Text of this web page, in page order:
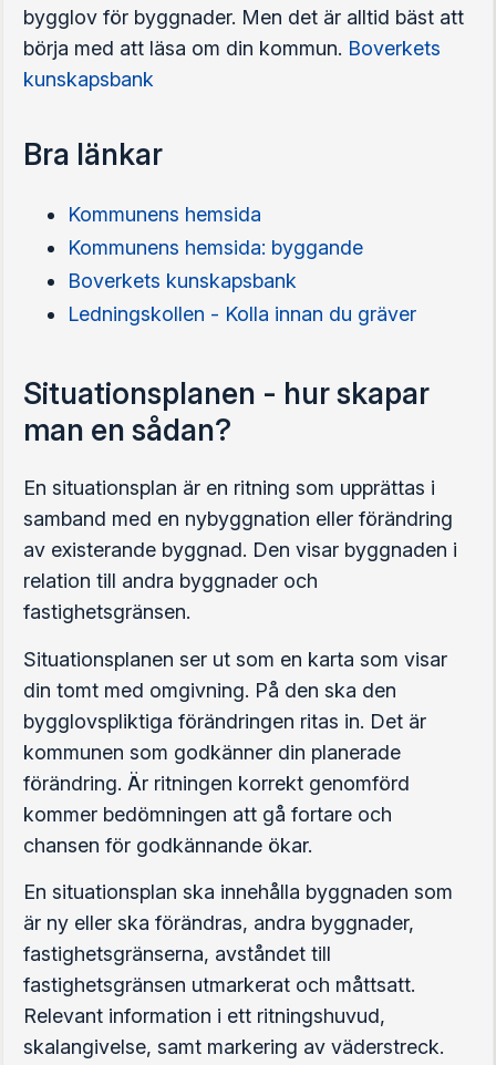
bygglov för byggnader. Men det är alltid bäst att
börja med att läsa om din kommun. Boverkets
kunskapsbank
Bra länkar
Kommunens hemsida
Kommunens hemsida: byggande
Boverkets kunskapsbank
Ledningskollen - Kolla innan du gräver
Situationsplanen - hur skapar
man en sådan?
En situationsplan är en ritning som upprättas i
samband med en nybyggnation eller förändring
av existerande byggnad. Den visar byggnaden i
relation till andra byggnader och
fastighetsgränsen.
Situationsplanen ser ut som en karta som visar
din tomt med omgivning. På den ska den
bygglovspliktiga förändringen ritas in. Det är
kommunen som godkänner din planerade
förändring. Är ritningen korrekt genomförd
kommer bedömningen att gå fortare och
chansen för godkännande ökar.
En situationsplan ska innehålla byggnaden som
är ny eller ska förändras, andra byggnader,
fastighetsgränserna, avståndet till
fastighetsgränsen utmarkerat och måttsatt.
Relevant information i ett ritningshuvud,
skalangivelse, samt markering av väderstreck.